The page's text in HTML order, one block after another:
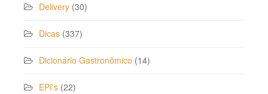
Delivery (30)
Dicas (337)
Dicionário Gastronômico (14)
EPI's (22)